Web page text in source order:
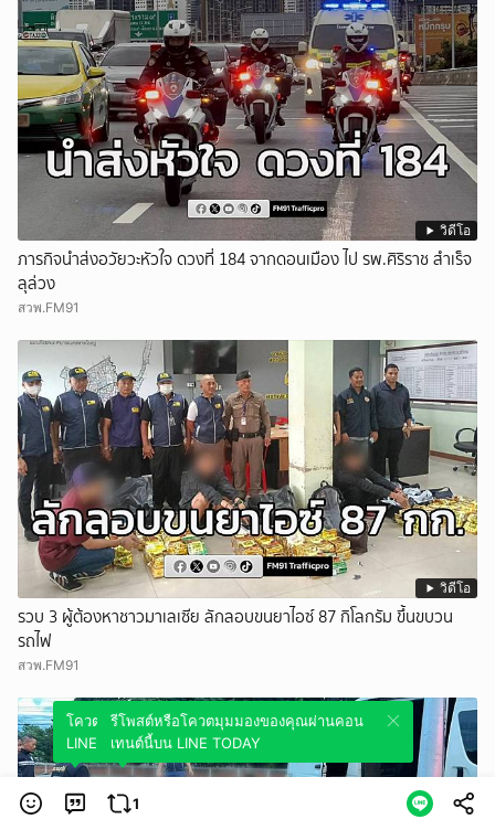
วิดีโอ
ภารกิจนำส่งอวัยวะหัวใจ ดวงที่ 184 จากดอนเมือง ไป รพ.ศิริราช สำเร็จ
ลุล่วง
สวพ.FM91
วิดีโอ
รวบ 3 ผู้ต้องหาชาวมาเลเซีย ลักลอบขนยาไอซ์ 87 กิโลกรัม ขึ้นขบวน
รถไฟ
สวพ.FM91
โควตมุมมองของคุณผ่านคอนเทนต์นี้บน
LINE TODAY
1
รีโพสต์หรือโควตมุมมองของคุณผ่านคอน
เทนต์นี้บน LINE TODAY